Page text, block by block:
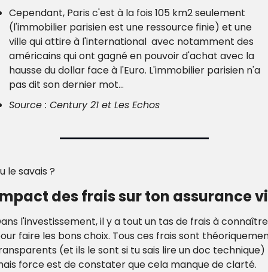
Cependant, Paris c'est à la fois 105 km2 seulement
(l'immobilier parisien est une ressource finie) et une
ville qui attire à l'international  avec notamment des
américains qui ont gagné en pouvoir d'achat avec la
hausse du dollar face à l'Euro. L'immobilier parisien n'a
pas dit son dernier mot...
Source : Century 21 et Les Echos
le savais ?
des frais sur ton assurance
l'investissement, il y a tout un tas de frais à connaître
faire les bons choix. Tous ces frais sont
(et ils le sont si tu sais lire un doc technique)
force est de constater que cela manque de clarté.